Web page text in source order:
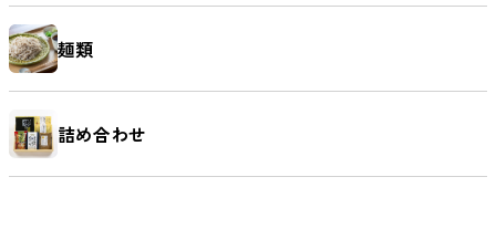
麺類
詰め合わせ